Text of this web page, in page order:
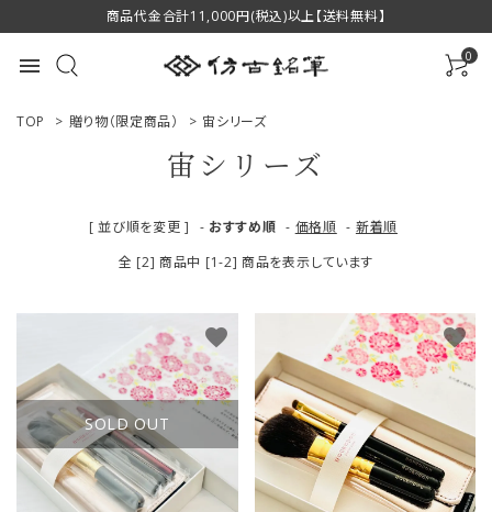
商品代金合計11,000円(税込)以上【送料無料】
menu 0
ACCOUNT MENU
用途で選ぶ
私たちについて
TOP > 贈り物（限定商品） > 宙シリーズ
宙シリーズ
[ 並び順を変更 ] - おすすめ順 - 価格順 - 新着順
全 [2] 商品中 [1-2] 商品を表示しています
SOLD OUT
favorite favorite